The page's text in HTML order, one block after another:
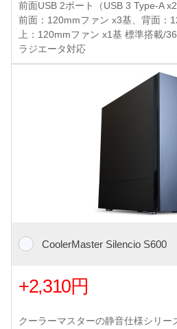
前面USB 2ポート（USB 3 Type-A x2
前面：120mmファン x3基、背面：
上：120mmファン x1基 標準搭載/
ラジエータ対応
CoolerMaster Silencio S600
+2,310円
クーラーマスターの静音仕様シリー